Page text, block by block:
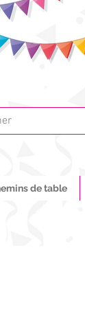
de table